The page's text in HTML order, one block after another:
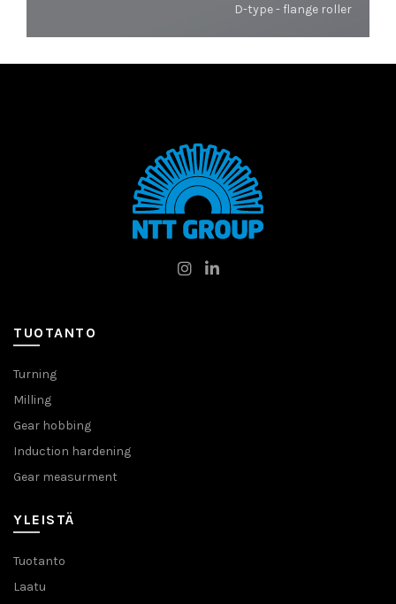
D-type - flange roller
TUOTANTO
Turning
Milling
Gear hobbing
Induction hardening
Gear measurment
YLEISTÄ
Tuotanto
Laatu